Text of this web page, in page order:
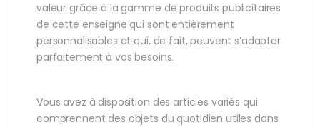
valeur grâce à la gamme de produits publicitaires
de cette enseigne qui sont entièrement
personnalisables et qui, de fait, peuvent s’adapter
parfaitement à vos besoins.
Vous avez à disposition des articles variés qui
comprennent des objets du quotidien utiles dans